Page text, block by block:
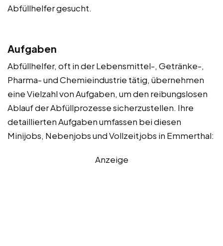
Abfüllhelfer gesucht.
Aufgaben
Abfüllhelfer, oft in der Lebensmittel-, Getränke-,
Pharma- und Chemieindustrie tätig, übernehmen
eine Vielzahl von Aufgaben, um den reibungslosen
Ablauf der Abfüllprozesse sicherzustellen. Ihre
detaillierten Aufgaben umfassen bei diesen
Minijobs, Nebenjobs und Vollzeitjobs in Emmerthal:
Anzeige